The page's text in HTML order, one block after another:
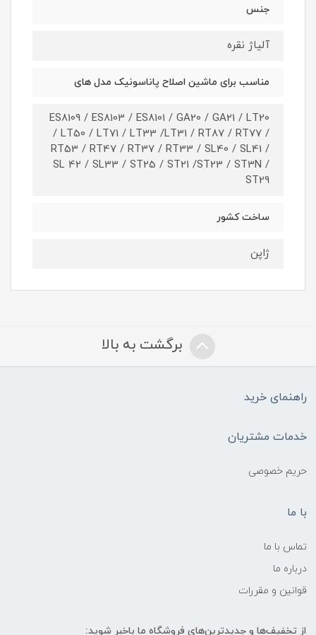
جنس
آلیاژ نقره
مناسب برای ماشین اصلاح پاناسونیک مدل های
ES8109 / ES8103 / ES8101 / GA20 / GA21 / LT20
/ LT50 / LT71 / LT33 /LT31 / RT87 / RT77 /
RT53 / RT47 / RT37 / RT33 / SL40 / SL41 /
SL 42 / SL33 / ST25 / ST21 /ST23 / ST3N /
ST29
ساخت کشور
ژاپن
برگشت به بالا
راهنمای خرید
خدمات مشتریان
حریم خصوصی
با ما
تماس با ما
درباره ما
قوانین و مقررات
از تخفیف‌ها و جدیدترین‌های فروشگاه ما باخبر شوید: